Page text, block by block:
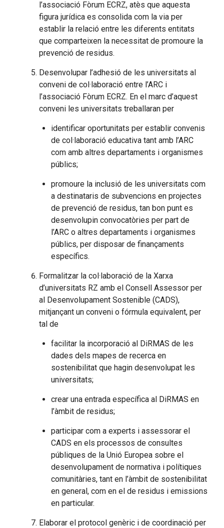
l’associació Fòrum ECRZ, atès que aquesta
figura jurídica es consolida com la via per
establir la relació entre les diferents entitats
que comparteixen la necessitat de promoure la
prevenció de residus.
Desenvolupar l’adhesió de les universitats al
conveni de col·laboració entre l’ARC i
l’associació Fòrum ECRZ. En el marc d’aquest
conveni les universitats treballaran per
identificar oportunitats per establir convenis
de col·laboració educativa tant amb l’ARC
com amb altres departaments i organismes
públics;
promoure la inclusió de les universitats com
a destinataris de subvencions en projectes
de prevenció de residus, tan bon punt es
desenvolupin convocatòries per part de
l’ARC o altres departaments i organismes
públics, per disposar de finançaments
específics.
Formalitzar la col·laboració de la Xarxa
d’universitats RZ amb el Consell Assessor per
al Desenvolupament Sostenible (CADS),
mitjançant un conveni o fórmula equivalent, per
tal de
facilitar la incorporació al DiRMAS de les
dades dels mapes de recerca en
sostenibilitat que hagin desenvolupat les
universitats;
crear una entrada específica al DiRMAS en
l’àmbit de residus;
participar com a experts i assessorar el
CADS en els processos de consultes
públiques de la Unió Europea sobre el
desenvolupament de normativa i polítiques
comunitàries, tant en l’àmbit de sostenibilitat
en general, com en el de residus i emissions
en particular.
Elaborar el protocol genèric i de coordinació per